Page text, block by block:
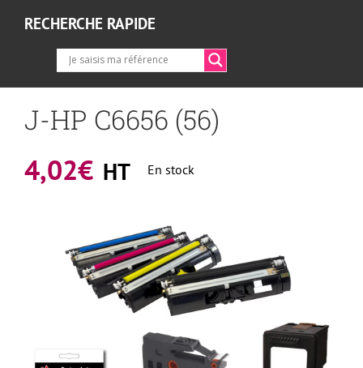
RECHERCHE RAPIDE
J-HP C6656 (56)
4,02€ HT En stock